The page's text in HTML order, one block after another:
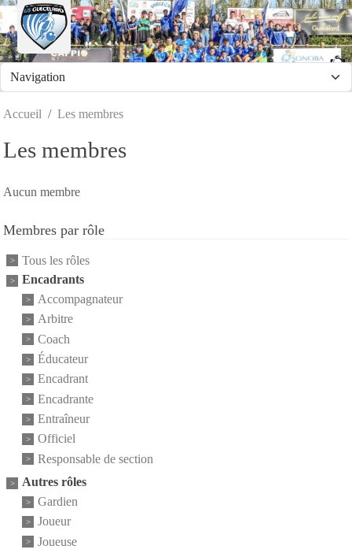
Accueil Les membres
Les membres
Aucun membre
Membres par rôle
Tous les rôles
Encadrants
Accompagnateur
Arbitre
Coach
Éducateur
Encadrant
Encadrante
Entraîneur
Officiel
Responsable de section
Autres rôles
Gardien
Joueur
Joueuse
Panneau de gestion des cookies